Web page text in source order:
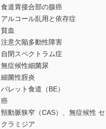
食道胃接合部の腺癌
アルコール乱用と依存症
貧血
注意欠陥多動性障害
自閉スペクトラム症
無症候性細菌尿
細菌性腟炎
バレット食道（BE）
癌
頸動脈狭窄（CAS）、無症候性
クラミジア